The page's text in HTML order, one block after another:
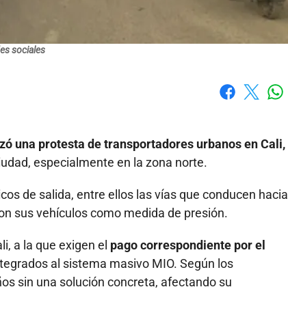
sociales
una protesta de transportadores urbanos en Cali,
especialmente en la zona norte.
de salida, entre ellos las vías que conducen hacia
sus vehículos como medida de presión.
a la que exigen el pago correspondiente por el
al sistema masivo MIO. Según los
sin una solución concreta, afectando su